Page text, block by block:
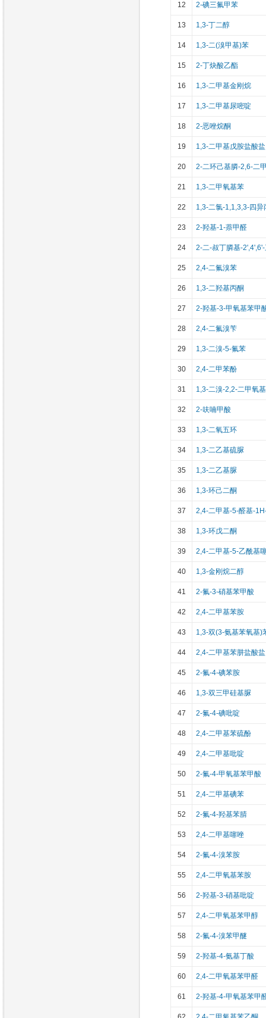
12 2-碘三氟甲苯
13 1,3-丁二醇
14 1,3-二(溴甲基)苯
15 2-丁炔酸乙酯
16 1,3-二甲基金刚烷
17 1,3-二甲基尿嘧啶
18 2-恶唑烷酮
19 1,3-二甲基戊胺盐酸盐
20 2-二环己基膦-2,6-二
21 1,3-二甲氧基苯
22 1,3-二氯-1,1,3,3-四异
23 2-羟基-1-萘甲醛
24 2-二-叔丁膦基-
25 2,4-二氟溴苯
26 1,3-二羟基丙酮
27 2-羟基-3-甲氧基苯甲
28 2,4-二氟溴苄
29 1,3-二溴-5-氟苯
30 2,4-二甲苯酚
31 1,3-二溴-2,2-二甲氧
32 2-呋喃甲酸
33 1,3-二氧五环
34 1,3-二乙基硫脲
35 1,3-二乙基脲
36 1,3-环己二酮
37 2,4-二甲基-5-醛基-
38 1,3-环戊二酮
39 2,4-二甲基-5-乙酰基
40 1,3-金刚烷二醇
41 2-氟-3-硝基苯甲酸
42 2,4-二甲基苯胺
43 1,3-双(3-氨基苯氧基)
44 2,4-二甲基苯肼盐酸盐
45 2-氟-4-碘苯胺
46 1,3-双三甲硅基脲
47 2-氟-4-碘吡啶
48 2,4-二甲基苯硫酚
49 2,4-二甲基吡啶
50 2-氟-4-甲氧基苯甲酸
51 2,4-二甲基碘苯
52 2-氟-4-羟基苯腈
53 2,4-二甲基噻唑
54 2-氟-4-溴苯胺
55 2,4-二甲氧基苯胺
56 2-羟基-3-硝基吡啶
57 2,4-二甲氧基苯甲醇
58 2-氟-4-溴苯甲醚
59 2-羟基-4-氨基丁酸
60 2,4-二甲氧基苯甲醛
61 2-羟基-4-甲氧基苯甲